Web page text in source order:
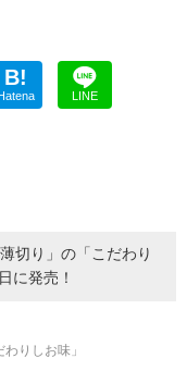
B!
LINE
切り」の「こだわり
に発売！
りしお味」